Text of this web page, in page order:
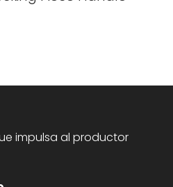
impulsa al productor